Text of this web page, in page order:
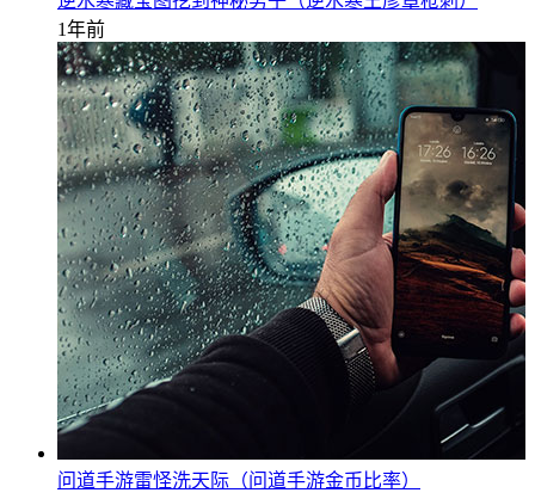
1年前
问道手游雷怪洗天际（问道手游金币比率）